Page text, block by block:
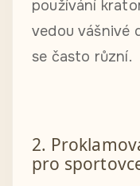
používání
vedou vášnivé
se často různí.
2.
pro